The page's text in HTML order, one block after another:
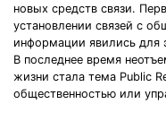
новых средств связи.
установлении связей с
информации явились для
В последнее время
жизни стала тема Public
общественностью или